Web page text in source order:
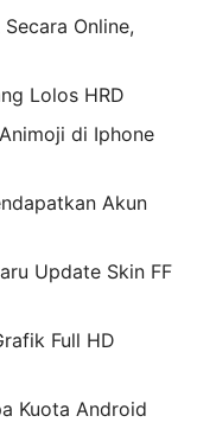
Online,
Lolos HRD
di Iphone
Akun
Update Skin FF
Full HD
Kuota Android